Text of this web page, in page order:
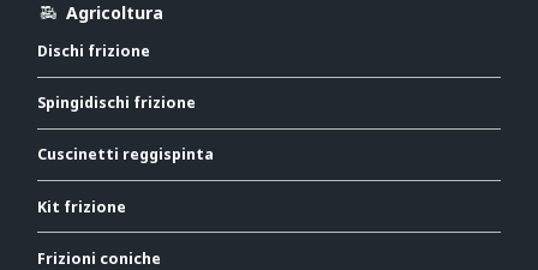
Agricoltura
Dischi frizione
Spingidischi frizione
Cuscinetti reggispinta
Kit frizione
Frizioni coniche